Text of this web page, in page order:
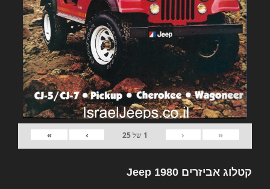
«
‹
1 של25
›
»
קטלוג אביזרים Jeep 1980